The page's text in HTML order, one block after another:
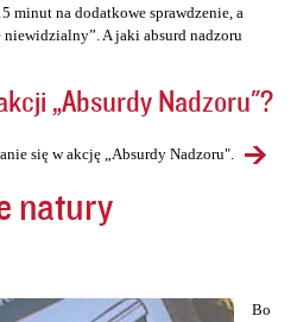
minut na dodatkowe sprawdzenie, a
A jaki absurd nadzoru
„Absurdy Nadzoru"?
się w akcję „Absurdy Nadzoru".
natury
Bo